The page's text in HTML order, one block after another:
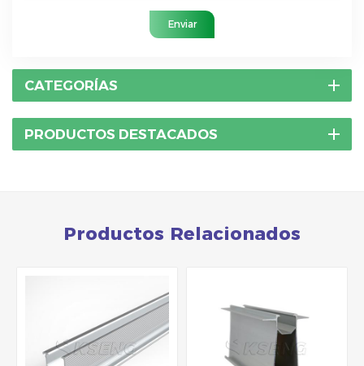
Enviar
CATEGORÍAS
PRODUCTOS DESTACADOS
Productos Relacionados